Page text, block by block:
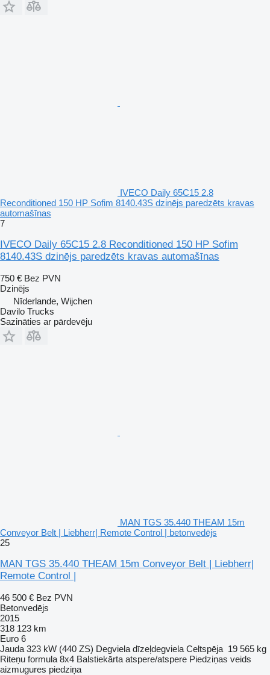
IVECO Daily 65C15 2.8
Reconditioned 150 HP Sofim 8140.43S dzinējs paredzēts kravas
automašīnas
7
IVECO Daily 65C15 2.8 Reconditioned 150 HP Sofim
8140.43S dzinējs paredzēts kravas automašīnas
750 € Bez PVN
Dzinējs
Nīderlande, Wijchen
Davilo Trucks
Sazināties ar pārdevēju
MAN TGS 35.440 THEAM 15m
Conveyor Belt | Liebherr| Remote Control | betonvedējs
25
MAN TGS 35.440 THEAM 15m Conveyor Belt | Liebherr|
Remote Control |
46 500 € Bez PVN
Betonvedējs
2015
318 123 km
Euro 6
Jauda 323 kW (440 ZS) Degviela dīzeļdegviela Celtspēja 19 565 kg
Riteņu formula 8x4 Balstiekārta atspere/atspere Piedziņas veids
aizmugures piedziņa